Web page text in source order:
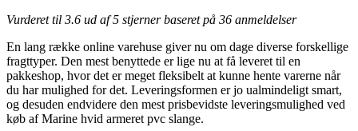
Vurderet til 3.6 ud af 5 stjerner baseret på 36 anmeldelser
En lang række online varehuse giver nu om dage diverse forskellige
fragttyper. Den mest benyttede er lige nu at få leveret til en
pakkeshop, hvor det er meget fleksibelt at kunne hente varerne når
du har mulighed for det. Leveringsformen er jo ualmindeligt smart,
og desuden endvidere den mest prisbevidste leveringsmulighed ved
køb af Marine hvid armeret pvc slange.